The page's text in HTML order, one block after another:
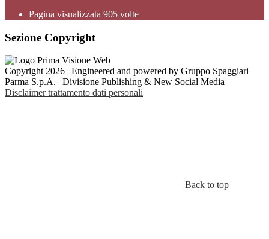
Pagina visualizzata 905 volte
Sezione Copyright
Copyright 2026 | Engineered and powered by Gruppo Spaggiari
Parma S.p.A. | Divisione Publishing & New Social Media
Disclaimer trattamento dati personali
Back to top